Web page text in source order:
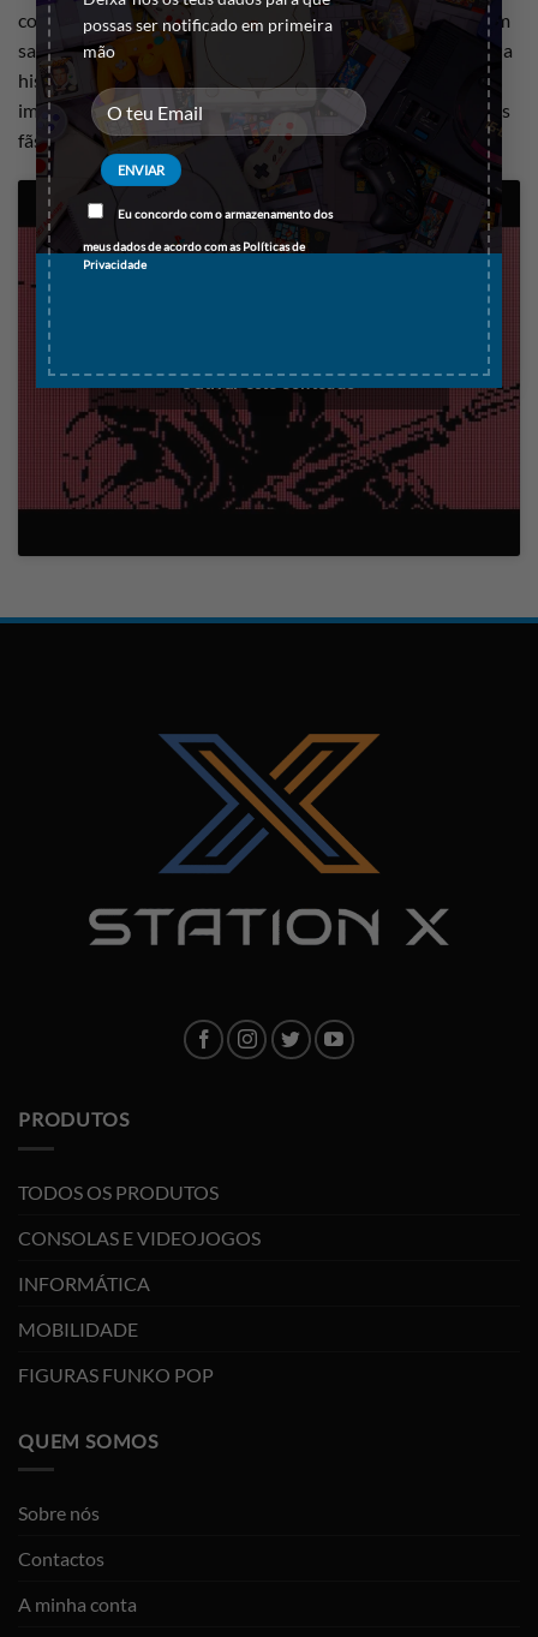
possas ser notificado em primeira
mão
Eu concordo com o armazenamento dos
meus dados de acordo com asPolíticas de
Privacidade
como adaptar uma franquia de console para um portátil sem
sacrificar a qualidade ou a essência do jogo original. Com sua
história cativante, jogabilidade envolvente e design técnico
impressionante, ele continua a ser um clássico querido pelos
fãs da série Metal Gear.
e ativar este conteúdo
PRODUTOS
TODOS OS PRODUTOS
CONSOLAS E VIDEOJOGOS
INFORMÁTICA
MOBILIDADE
FIGURAS FUNKO POP
QUEM SOMOS
Sobre nós
Contactos
A minha conta